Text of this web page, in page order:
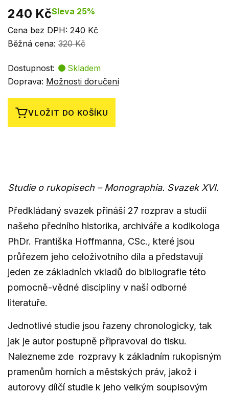
240 KčSleva 25%
Cena bez DPH: 240 Kč
Běžná cena: 320 Kč
Dostupnost:
Skladem
Doprava: Možnosti doručení
VLOŽIT DO KOŠÍKU
Studie o rukopisech – Monographia. Svazek XVI.
Předkládaný svazek přináší 27 rozprav a studií
našeho předního historika, archiváře a kodikologa
PhDr. Františka Hoffmanna, CSc., které jsou
průřezem jeho celoživotního díla a představují
jeden ze základních vkladů do bibliografie této
pomocně-vědné discipliny v naší odborné
literatuře.
Jednotlivé studie jsou řazeny chronologicky, tak
jak je autor postupně připravoval do tisku.
Nalezneme zde rozpravy k základním rukopisným
pramenům horních a městských práv, jakož i
autorovy dílčí studie k jeho velkým soupisovým